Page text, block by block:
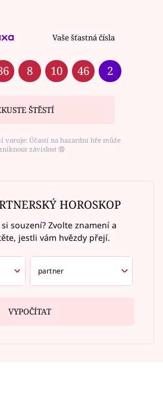
Vaše šťastná čísla
8 10 46 2
ŠTĚSTÍ
varuje: Účastí na hazardní hře může
závislost ⑱
HOROSKOP
si souzení? Zvolte znamení a
jestli vám hvězdy přejí.
VYPOČÍTAT